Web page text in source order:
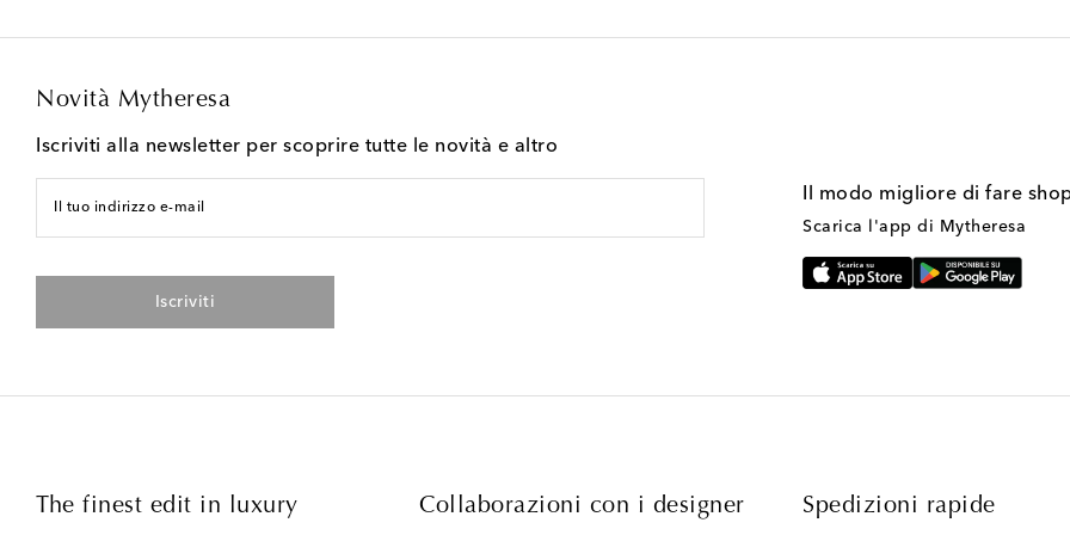
Novità Mytheresa
Iscriviti alla newsletter per scoprire tutte le novità e altro
Il tuo indirizzo e-mail
Iscriviti
Il modo migliore di fare
Scarica l'app di Mytheresa
The finest edit in luxury Collaborazioni con i designer Spedizioni rapide